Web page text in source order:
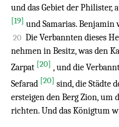
und das Gebiet der Philister,
[19] und Samarias. Benjamin
20 Die Verbannten dieses
nehmen in Besitz, was den
Zarpat [20] , und die
Sefarad [20] sind, die Städte
ersteigen den Berg Zion, um
richten. Und das Königtum